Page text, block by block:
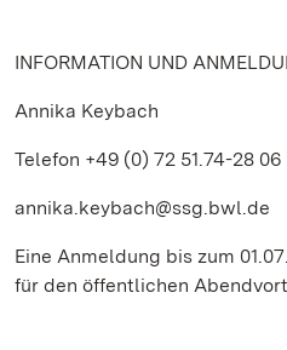
INFORMATION UND
Annika Keybach
Telefon +49 (0) 72 51.74-28 06
annika.keybach@ssg.bwl.de
Eine Anmeldung bis zum
für den öffentlichen